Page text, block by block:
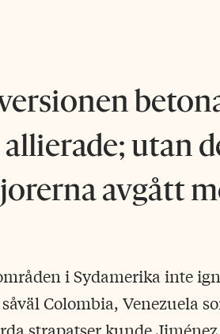
utan
avgått
i Sydamerika inte
Colombia, Venezuela
strapatser kunde